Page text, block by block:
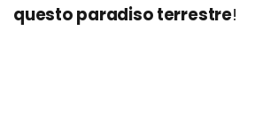
questo paradiso terrestre!